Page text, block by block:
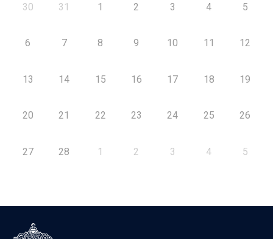
30 31 1 2 3 4 5
6 7 8 9 10 11 12
13 14 15 16 17 18 19
20 21 22 23 24 25 26
27 28 1 2 3 4 5